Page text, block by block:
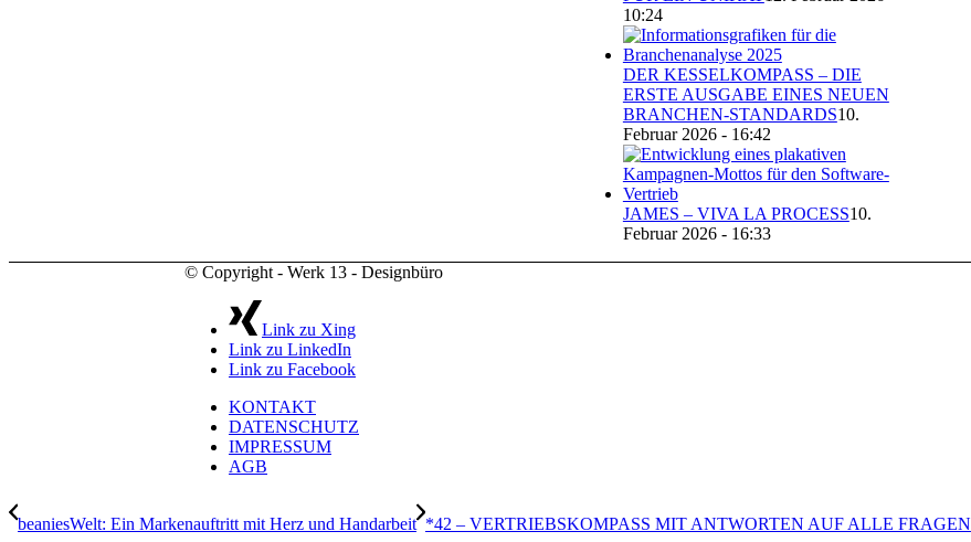
10:24
DER KESSELKOMPASS – DIE
ERSTE AUSGABE EINES NEUEN
BRANCHEN-STANDARDS10.
Februar 2026 - 16:42
JAMES – VIVA LA PROCESS10.
Februar 2026 - 16:33
© Copyright - Werk 13 - Designbüro
Link zu Xing
Link zu LinkedIn
Link zu Facebook
KONTAKT
DATENSCHUTZ
IMPRESSUM
AGB
beaniesWelt: Ein Markenauftritt mit Herz und Handarbeit *42 – VERTRIEBSKOMPASS MIT ANTWORTEN AUF ALLE FRAGEN